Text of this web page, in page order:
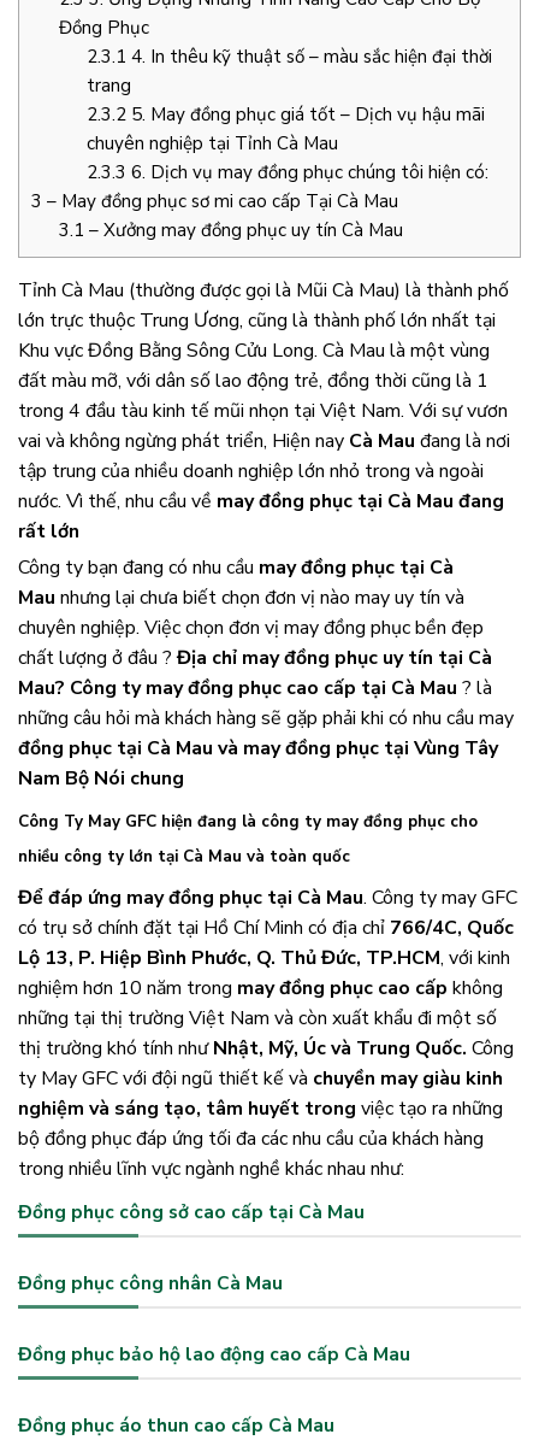
Đồng Phục
2.3.1 4. In thêu kỹ thuật số – màu sắc hiện đại thời
trang
2.3.25. May đồng phục giá tốt – Dịch vụ hậu mãi
chuyên nghiệp tại Tỉnh Cà Mau
2.3.3 6. Dịch vụ may đồng phục chúng tôi hiện có:
3 – May đồng phục sơ mi cao cấp Tại Cà Mau
3.1 – Xưởng may đồng phục uy tín Cà Mau
Tỉnh Cà Mau (thường được gọi là Mũi Cà Mau) là thành phố
lớn trực thuộc Trung Ương, cũng là thành phố lớn nhất tại
Khu vực Đồng Bằng Sông Cửu Long. Cà Mau là một vùng
đất màu mỡ, với dân số lao động trẻ, đồng thời cũng là 1
trong 4 đầu tàu kinh tế mũi nhọn tại Việt Nam. Với sự vươn
vai và không ngừng phát triển, Hiện nay Cà Mau đang là nơi
tập trung của nhiều doanh nghiệp lớn nhỏ trong và ngoài
nước. Vì thế, nhu cầu về may đồng phục tại Cà Mau đang
rất lớn
Công ty bạn đang có nhu cầu may đồng phục tại Cà
Mau nhưng lại chưa biết chọn đơn vị nào may uy tín và
chuyên nghiệp. Việc chọn đơn vị may đồng phục bền đẹp
chất lượng ở đâu ?Địa chỉ may đồng phục uy tín tại Cà
Mau? Công ty may đồng phục cao cấp tại Cà Mau ? là
những câu hỏi mà khách hàng sẽ gặp phải khi có nhu cầu may
đồng phục tại Cà Mau và may đồng phục tại Vùng Tây
Nam Bộ Nói chung
Công Ty May GFC hiện đang là công ty may đồng phục cho
nhiều công ty lớn tại Cà Mau và toàn quốc
Để đáp ứng may đồng phục tại Cà Mau. Công ty may GFC
có trụ sở chính đặt tại Hồ Chí Minh có địa chỉ 766/4C, Quốc
Lộ 13, P. Hiệp Bình Phước, Q. Thủ Đức, TP.HCM, với kinh
nghiệm hơn 10 năm trong may đồng phục cao cấp không
những tại thị trường Việt Nam và còn xuất khẩu đi một số
thị trường khó tính nhưNhật, Mỹ, Úc và Trung Quốc. Công
ty May GFC với đội ngũ thiết kế và chuyền may giàu kinh
nghiệm và sáng tạo, tâm huyết trong việc tạo ra những
bộ đồng phục đáp ứng tối đa các nhu cầu của khách hàng
trong nhiều lĩnh vực ngành nghề khác nhau như:
Đồng phục công sở cao cấp tại Cà Mau
Đồng phục công nhân Cà Mau
Đồng phục bảo hộ lao động cao cấp Cà Mau
Đồng phục áo thun cao cấp Cà Mau